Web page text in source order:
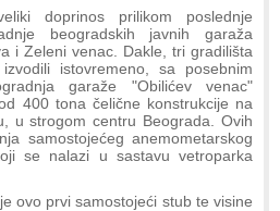
doprinos prilikom poslednje
beogradskih javnih garaža
i Zeleni venac. Dakle, tri gradilišta
istovremeno, sa posebnim
garaže "Obilićev venac"
400 tona čelične konstrukcije na
u strogom centru Beograda. Ovih
samostojećeg anemometarskog
se nalazi u sastavu vetroparka
ovo prvi samostojeći stub te visine